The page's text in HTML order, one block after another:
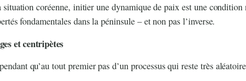
situation coréenne, initier une dynamique de paix est une condition
fondamentales dans la péninsule – et non pas l’inverse.
et centripètes
qu’au tout premier pas d’un processus qui reste très